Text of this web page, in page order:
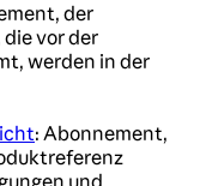
der
vor der
werden in der
: Abonnement,